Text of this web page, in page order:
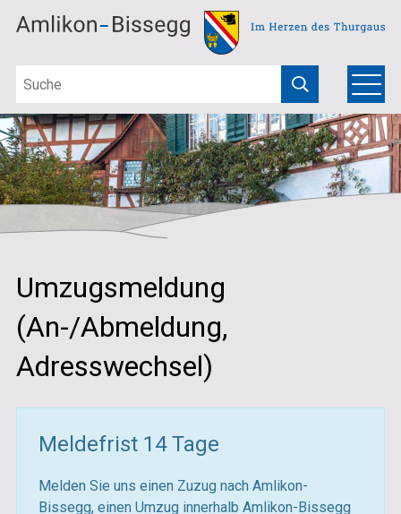
Navigieren in Amlikon-Bissegg
Schnellnavigation
Suchbegriff
Suche starten
Menu
Umzugsmeldung
(An-/Abmeldung,
Adresswechsel)
Meldefrist 14 Tage
Melden Sie uns einen Zuzug nach Amlikon-
Bissegg, einen Umzug innerhalb Amlikon-Bissegg